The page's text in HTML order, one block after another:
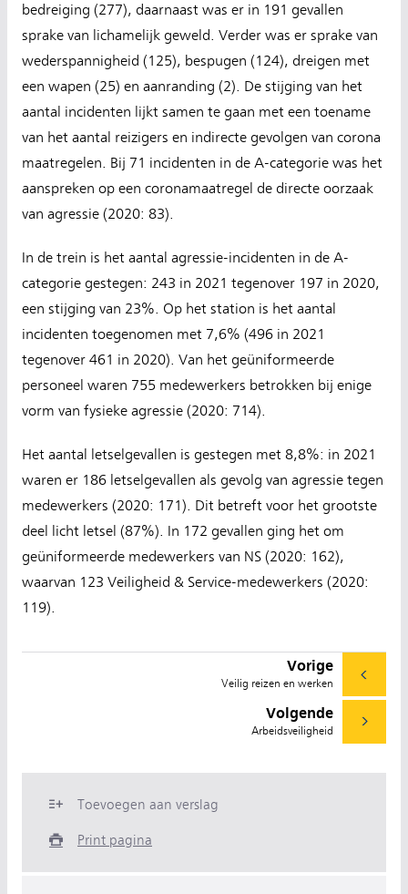
bedreiging (277), daarnaast was er in 191 gevallen
sprake van lichamelijk geweld. Verder was er sprake van
wederspannigheid (125), bespugen (124), dreigen met
een wapen (25) en aanranding (2). De stijging van het
aantal incidenten lijkt samen te gaan met een toename
van het aantal reizigers en indirecte gevolgen van corona
maatregelen. Bij 71 incidenten in de A-categorie was het
aanspreken op een coronamaatregel de directe oorzaak
van agressie (2020: 83).
In de trein is het aantal agressie-incidenten in de A-
categorie gestegen: 243 in 2021 tegenover 197 in 2020,
een stijging van 23%. Op het station is het aantal
incidenten toegenomen met 7,6% (496 in 2021
tegenover 461 in 2020). Van het geüniformeerde
personeel waren 755 medewerkers betrokken bij enige
vorm van fysieke agressie (2020: 714).
Het aantal letselgevallen is gestegen met 8,8%: in 2021
waren er 186 letselgevallen als gevolg van agressie tegen
medewerkers (2020: 171). Dit betreft voor het grootste
deel licht letsel (87%). In 172 gevallen ging het om
geüniformeerde medewerkers van NS (2020: 162),
waarvan 123 Veiligheid & Service-medewerkers (2020:
119).
Vorige
Veilig reizen en werken
Volgende
Arbeidsveiligheid
Toevoegen aan verslag
Print pagina